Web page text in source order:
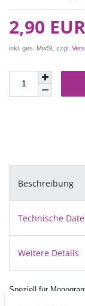
2,90 EUR
inkl. ges. MwSt. zzgl.
Beschreibung
Technische
Weitere Details
Speziell für